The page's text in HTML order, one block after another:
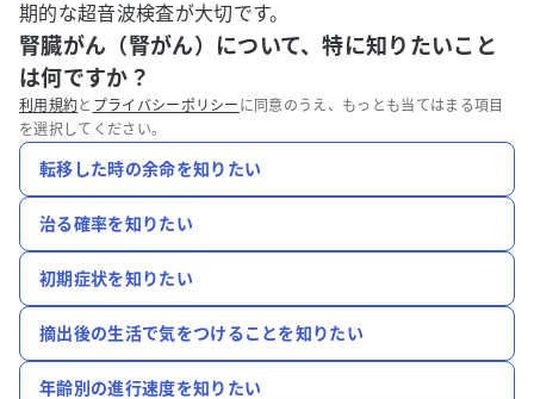
期的な超音波検査が大切です。
腎臓がん（腎がん）について、特に知りたいこと
は何ですか？
利用規約と プライバシーポリシー に同意のうえ、もっとも当てはまる項目
を選択してください。
転移した時の余命を知りたい
治る確率を知りたい
初期症状を知りたい
摘出後の生活で気をつけることを知りたい
年齢別の進行速度を知りたい